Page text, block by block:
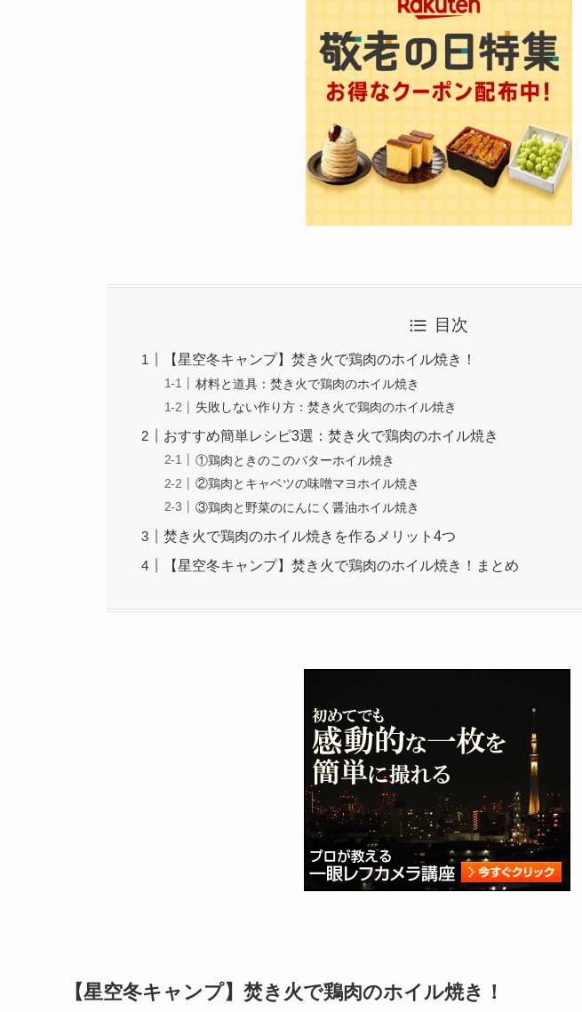
目次
【星空冬キャンプ】焚き火で鶏肉のホイル焼き！
材料と道具：焚き火で鶏肉のホイル焼き
失敗しない作り方：焚き火で鶏肉のホイル焼き
おすすめ簡単レシピ3選：焚き火で鶏肉のホイル焼き
①鶏肉ときのこのバターホイル焼き
②鶏肉とキャベツの味噌マヨホイル焼き
③鶏肉と野菜のにんにく醤油ホイル焼き
焚き火で鶏肉のホイル焼きを作るメリット4つ
【星空冬キャンプ】焚き火で鶏肉のホイル焼き！まとめ
【星空冬キャンプ】焚き火で鶏肉のホイル焼き！